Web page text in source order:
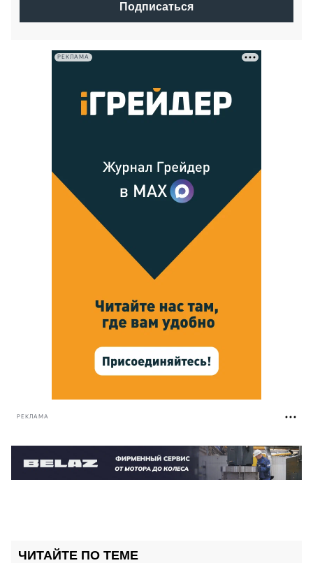
Подписаться
РЕКЛАМА
РЕКЛАМА
ЧИТАЙТЕ ПО ТЕМЕ